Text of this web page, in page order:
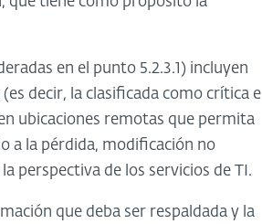
en el punto 5.2.3.1) incluyen
decir, la clasificada como crítica e
ubicaciones remotas que permita
a la pérdida, modificación no
perspectiva de los servicios de TI.
que deba ser respaldada y la